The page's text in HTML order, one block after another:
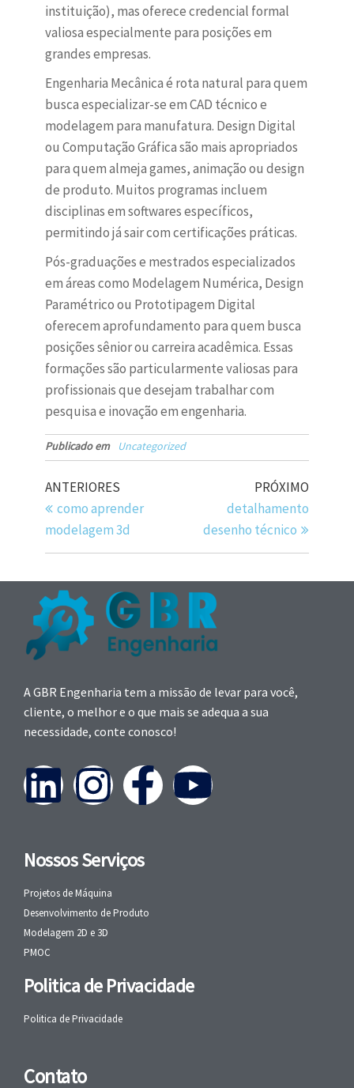
instituição), mas oferece credencial formal
valiosa especialmente para posições em
grandes empresas.
Engenharia Mecânica é rota natural para quem
busca especializar-se em CAD técnico e
modelagem para manufatura. Design Digital
ou Computação Gráfica são mais apropriados
para quem almeja games, animação ou design
de produto. Muitos programas incluem
disciplinas em softwares específicos,
permitindo já sair com certificações práticas.
Pós-graduações e mestrados especializados
em áreas como Modelagem Numérica, Design
Paramétrico ou Prototipagem Digital
oferecem aprofundamento para quem busca
posições sênior ou carreira acadêmica. Essas
formações são particularmente valiosas para
profissionais que desejam trabalhar com
pesquisa e inovação em engenharia.
Publicado em Uncategorized
ANTERIORES
como aprender
modelagem 3d
PRÓXIMO
detalhamento
desenho técnico
A GBR Engenharia tem a missão de levar para você,
cliente, o melhor e o que mais se adequa a sua
necessidade, conte conosco!
Nossos Serviços
Projetos de Máquina
Desenvolvimento de Produto
Modelagem 2D e 3D
PMOC
Politica de Privacidade
Politica de Privacidade
Contato